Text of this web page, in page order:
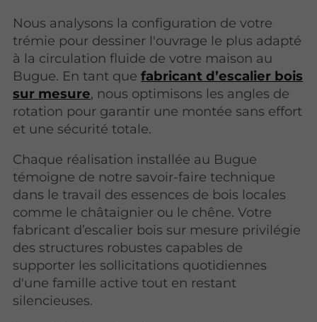
Nous analysons la configuration de votre
trémie pour dessiner l'ouvrage le plus adapté
à la circulation fluide de votre maison au
Bugue. En tant quefabricant d’escalier bois
sur mesure, nous optimisons les angles de
rotation pour garantir une montée sans effort
et une sécurité totale.
Chaque réalisation installée au Bugue
témoigne de notre savoir-faire technique
dans le travail des essences de bois locales
comme le châtaignier ou le chêne. Votre
fabricant d’escalier bois sur mesure privilégie
des structures robustes capables de
supporter les sollicitations quotidiennes
d'une famille active tout en restant
silencieuses.